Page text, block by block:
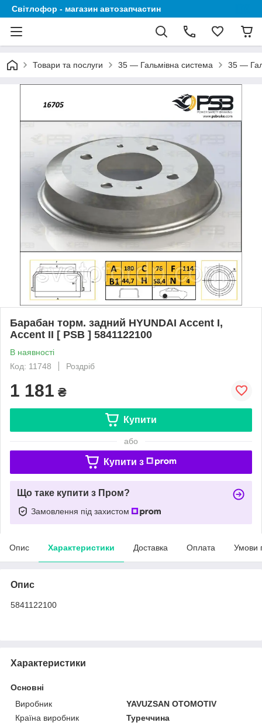
Світлофор - магазин автозапчастин
Товари та послуги 35 — Гальмівна система 35 —
Барабан торм. задний HYUNDAI Accent I,
Accent II [ PSB ] 5841122100
В наявності
Код: 11748
Роздріб
1 181 ₴
Купити
або
Купити з
Що таке купити з Пром?
Замовлення під захистом
Опис Характеристики Доставка Оплата Умови
Опис
5841122100
Характеристики
Основні
Виробник
YAVUZSAN OTOMOTIV
Країна виробник
Туреччина